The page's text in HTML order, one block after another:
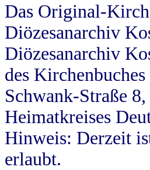
Das Original-
Diözesanarchiv
Diözesanarchiv
des
Schwank-Straße
Heimatkreises
Hinweis: Derzeit
erlaubt.